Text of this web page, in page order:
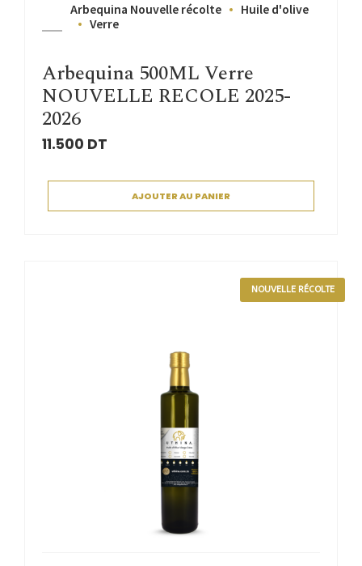
Arbequina Nouvelle récolte
Huile d'olive
Verre
Arbequina 500ML Verre
NOUVELLE RECOLE 2025-
2026
11.500 DT
AJOUTER AU PANIER
NOUVELLE RÉCOLTE